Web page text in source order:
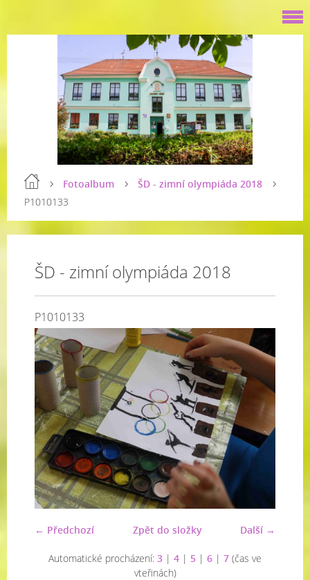
Fotoalbum
ŠD - zimní olympiáda 2018
P1010133
ŠD - zimní olympiáda 2018
P1010133
← Předchozí Další →
Zpět do složky
Automatické procházení: 3 | 4 | 5 | 6 | 7 (čas ve
vteřinách)